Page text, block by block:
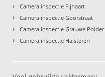
› Camera inspectie Fijnaart
› Camera inspectie Goorstraat
› Camera inspectie Grauwe Polder
› Camera inspectie Halsteren